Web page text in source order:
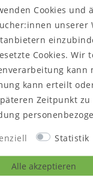
gehören - wenn
Produktsicherheit
2
Cookies und
unserer
Cookies.
kann erteilt
Zeitpunkt
Statistik
Alle akzeptieren